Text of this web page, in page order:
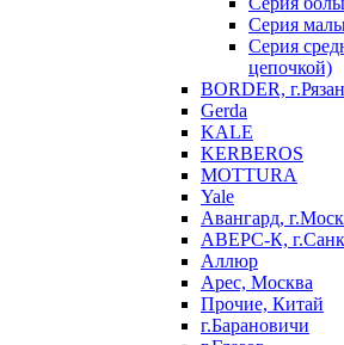
Серия
Серия
цепочкой)
BORDER,
Gerda
KALE
KERBEROS
MOTTURA
Yale
Авангард,
АВЕРС-К,
Аллюр
Арес, Москва
Прочие, Китай
г.Барановичи